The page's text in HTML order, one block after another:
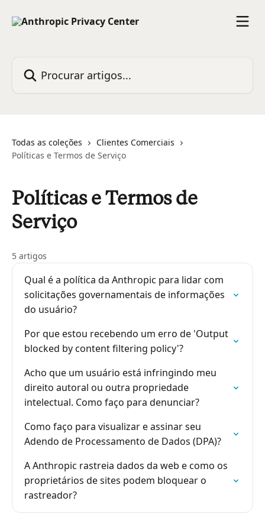
Todas as coleções
Clientes Comerciais
Políticas e Termos de Serviço
Políticas e Termos de
Serviço
5 artigos
Qual é a política da Anthropic para lidar com
solicitações governamentais de informações
do usuário?
Por que estou recebendo um erro de 'Output
blocked by content filtering policy'?
Acho que um usuário está infringindo meu
direito autoral ou outra propriedade
intelectual. Como faço para denunciar?
Como faço para visualizar e assinar seu
Adendo de Processamento de Dados (DPA)?
A Anthropic rastreia dados da web e como os
proprietários de sites podem bloquear o
rastreador?